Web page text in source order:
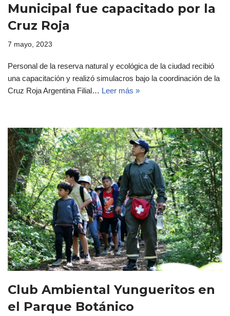
Municipal fue capacitado por la
Cruz Roja
7 mayo, 2023
Personal de la reserva natural y ecológica de la ciudad recibió
una capacitación y realizó simulacros bajo la coordinación de la
Cruz Roja Argentina Filial… Leer más »
Club Ambiental Yungueritos en
el Parque Botánico